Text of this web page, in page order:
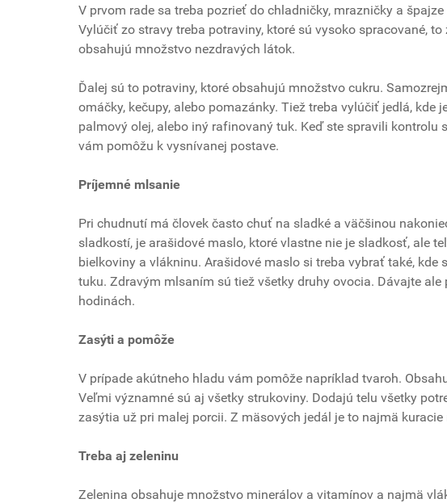
V prvom rade sa treba pozrieť do chladničky, mrazničky a
Vylúčiť zo stravy treba potraviny, ktoré sú vysoko spracované,
obsahujú množstvo nezdravých látok.
Ďalej sú to potraviny, ktoré obsahujú množstvo cukru.
omáčky, kečupy, alebo pomazánky. Tiež treba vylúčiť jedlá,
palmový olej, alebo iný rafinovaný tuk. Keď ste spravili kontrolu
vám pomôžu k vysnívanej postave.
Príjemné mlsanie
Pri chudnutí má človek často chuť na sladké a väčšinou
sladkostí, je arašidové maslo, ktoré vlastne nie je sladkosť, ale
bielkoviny a vlákninu. Arašidové maslo si treba vybrať také, kde
tuku. Zdravým mlsaním sú tiež všetky druhy ovocia. Dávajte
hodinách.
Zasýti a pomôže
V prípade akútneho hladu vám pomôže napríklad tvaroh.
Veľmi významné sú aj všetky strukoviny. Dodajú telu všetky
zasýtia už pri malej porcii. Z mäsových jedál je to najmä
Treba aj zeleninu
Zelenina obsahuje množstvo minerálov a vitamínov a najmä